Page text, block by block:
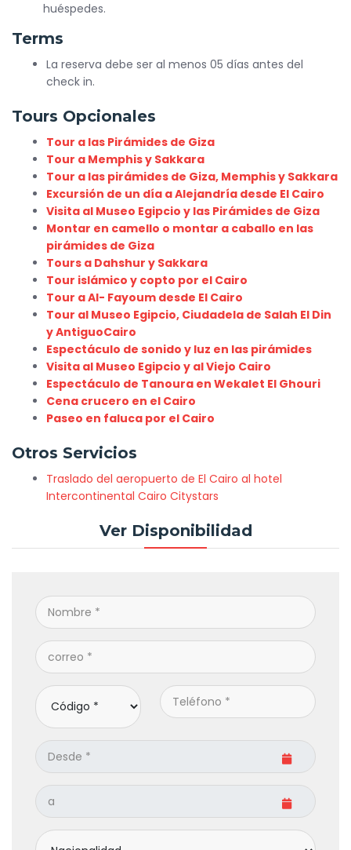
huéspedes.
Terms
La reserva debe ser al menos 05 días antes del
check in.
Tours Opcionales
Tour a las Pirámides de Giza
Tour a Memphis y Sakkara
Tour a las pirámides de Giza, Memphis y Sakkara
Excursión de un día a Alejandría desde El Cairo
Visita al Museo Egipcio y las Pirámides de Giza
Montar en camello o montar a caballo en las
pirámides de Giza
Tours a Dahshur y Sakkara
Tour islámico y copto por el Cairo
Tour a Al- Fayoum desde El Cairo
Tour al Museo Egipcio, Ciudadela de Salah El Din
y AntiguoCairo
Espectáculo de sonido y luz en las pirámides
Visita al Museo Egipcio y al Viejo Cairo
Espectáculo de Tanoura en Wekalet El Ghouri
Cena crucero en el Cairo
Paseo en faluca por el Cairo
Otros Servicios
Traslado del aeropuerto de El Cairo al hotel
Intercontinental Cairo Citystars
Ver Disponibilidad